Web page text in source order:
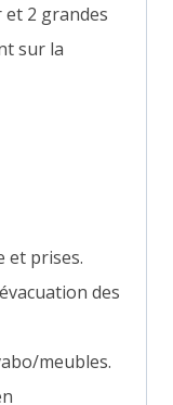
2 grandes
sur la
et prises.
des
meubles.